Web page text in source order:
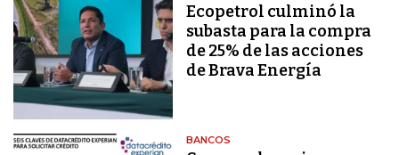
Ecopetrol culminó la
subasta para la compra
de 25% de las acciones
de Brava Energía
BANCOS